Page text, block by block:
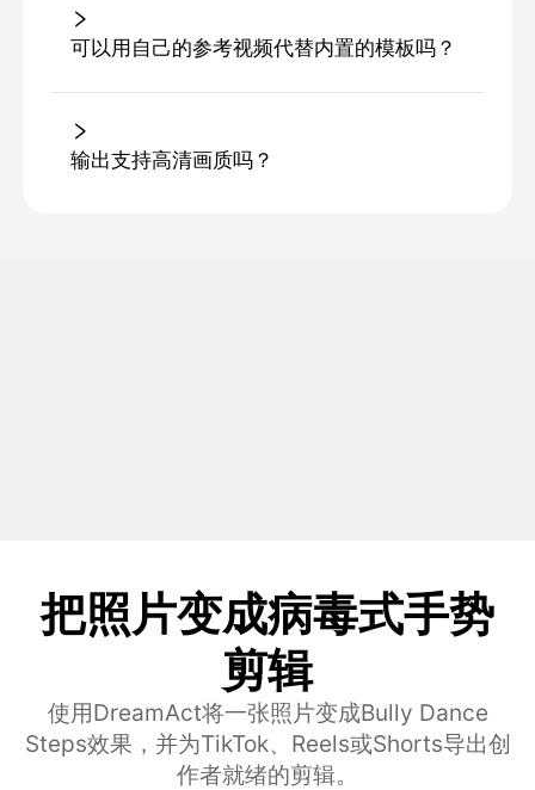
可以用自己的参考视频代替内置的模板吗？
输出支持高清画质吗？
把照片变成病毒式手势
剪辑
使用DreamAct将一张照片变成Bully Dance
Steps效果，并为TikTok、Reels或Shorts导出创
作者就绪的剪辑。